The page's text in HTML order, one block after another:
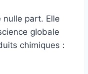
part. Elle
globale
chimiques :